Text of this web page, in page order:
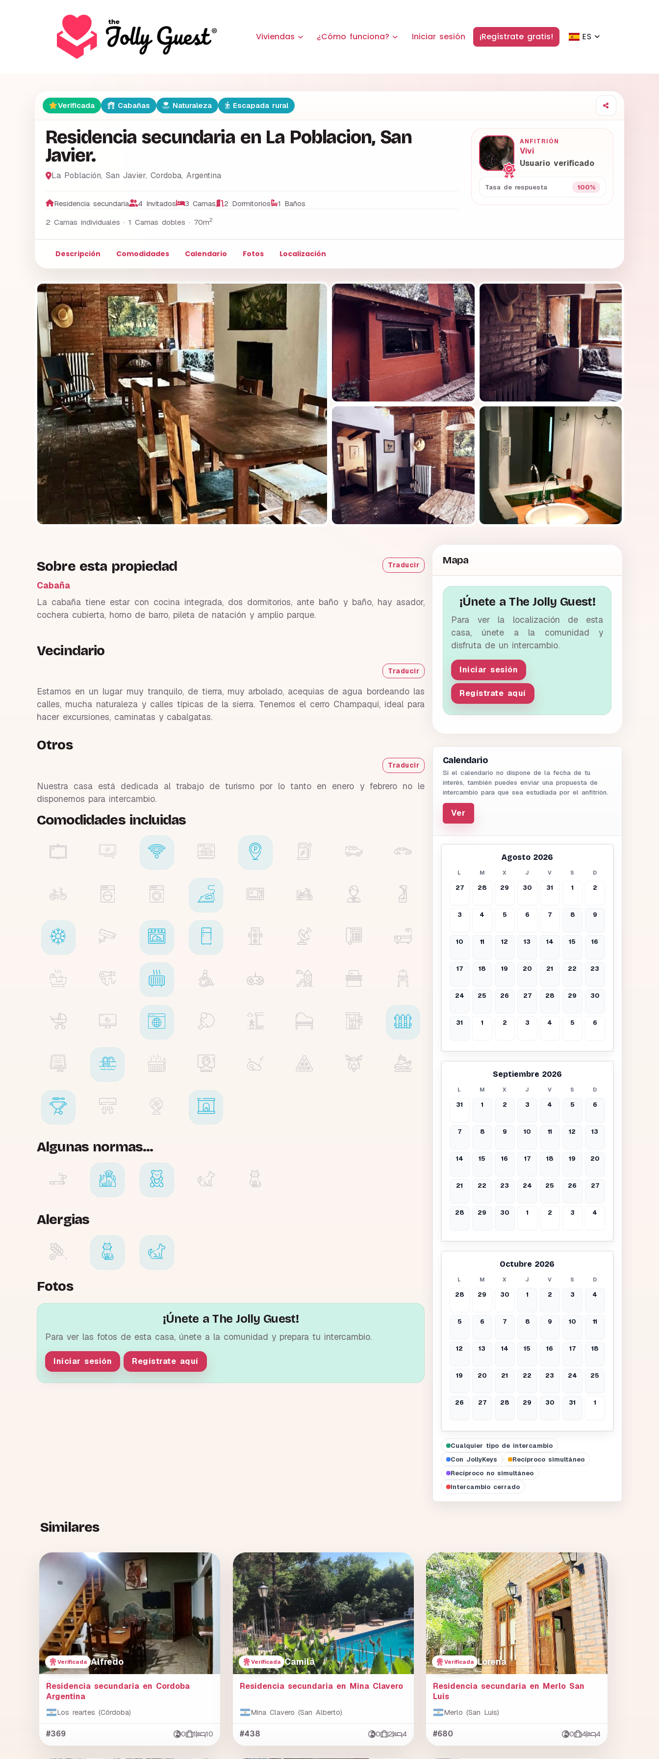
Viviendas ¿Cómo funciona? Iniciar sesión ¡Regístrate gratis! ES
Verificada Cabañas Naturaleza Escapada rural
Residencia secundaria en La Poblacion, San
Javier.
La Población, San Javier, Cordoba, Argentina
Residencia secundaria 4 Invitados 3 Camas 2 Dormitorios 1 Baños
2 Camas individuales · 1 Camas dobles · 70m2
ANFITRIÓN
Vivi
Usuario verificado
Tasa de respuesta 100%
Descripción Comodidades Calendario Fotos Localización
Sobre esta propiedad
Cabaña
Traducir
La cabaña tiene estar con cocina integrada, dos dormitorios, ante baño y baño, hay asador,
cochera cubierta, horno de barro, pileta de natación y amplio parque.
Vecindario
Traducir
Estamos en un lugar muy tranquilo, de tierra, muy arbolado, acequias de agua bordeando las
calles, mucha naturaleza y calles típicas de la sierra. Tenemos el cerro Champaquí, ideal para
hacer excursiones, caminatas y cabalgatas.
Otros
Traducir
Nuestra casa está dedicada al trabajo de turismo por lo tanto en enero y febrero no le
disponemos para intercambio.
Comodidades incluidas
Algunas normas...
Alergias
Fotos
¡Únete a The Jolly Guest!
Para ver las fotos de esta casa, únete a la comunidad y prepara tu intercambio.
Iniciar sesión Regístrate aquí
Mapa
¡Únete a The Jolly Guest!
Para ver la localización de esta
casa, únete a la comunidad y
disfruta de un intercambio.
Iniciar sesión
Regístrate aquí
Calendario
Si el calendario no dispone de la fecha de tu
interés, también puedes enviar una propuesta de
intercambio para que sea estudiada por el anfitrión.
Ver
Agosto 2026
L M X J V S D
27 28 29 30 31 1 2
3 4 5 6 7 8 9
10 11 12 13 14 15 16
17 18 19 20 21 22 23
24 25 26 27 28 29 30
31 1 2 3 4 5 6
Septiembre 2026
L M X J V S D
31 1 2 3 4 5 6
7 8 9 10 11 12 13
14 15 16 17 18 19 20
21 22 23 24 25 26 27
28 29 30 1 2 3 4
Octubre 2026
L M X J V S D
28 29 30 1 2 3 4
5 6 7 8 9 10 11
12 13 14 15 16 17 18
19 20 21 22 23 24 25
26 27 28 29 30 31 1
Cualquier tipo de intercambio
Con JollyKeys
Recíproco simultáneo
Recíproco no simultáneo
Intercambio cerrado
Similares
Verificada Alfredo
Residencia secundaria en Cordoba
Argentina
Los reartes (Córdoba)
#369 0 1 10
Verificada Camila
Residencia secundaria en Mina Clavero
Mina Clavero (San Alberto)
#438 0 2 4
Verificada Lorena
Residencia secundaria en Merlo San
Luis
Merlo (San Luis)
#680 0 4 4